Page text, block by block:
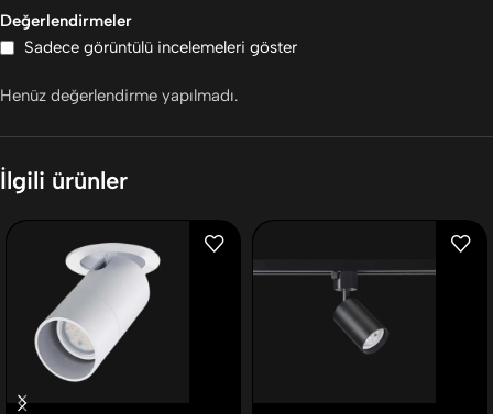
Değerlendirmeler
Sadece görüntülü incelemeleri göster
Henüz değerlendirme yapılmadı.
İlgili ürünler